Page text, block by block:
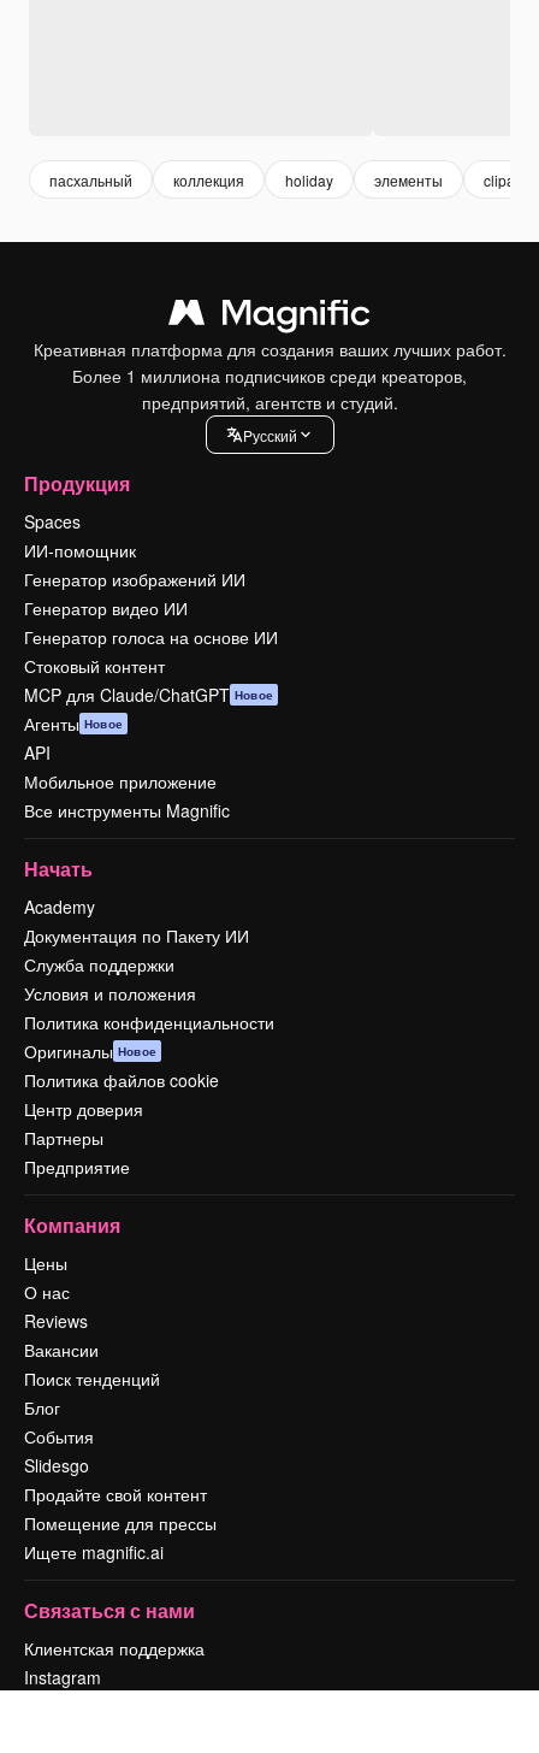
пасхальный коллекция holiday элементы clipart
Креативная платформа для создания ваших лучших работ.
Более 1 миллиона подписчиков среди креаторов,
предприятий, агентств и студий.
Pусский
Продукция
Spaces
ИИ-помощник
Генератор изображений ИИ
Генератор видео ИИ
Генератор голоса на основе ИИ
Стоковый контент
MCP для Claude/ChatGPT Новое
Агенты Новое
API
Мобильное приложение
Все инструменты Magnific
Начать
Academy
Документация по Пакету ИИ
Служба поддержки
Условия и положения
Политика конфиденциальности
Оригиналы Новое
Политика файлов cookie
Центр доверия
Партнеры
Предприятие
Компания
Цены
О нас
Reviews
Вакансии
Поиск тенденций
Блог
События
Slidesgo
Продайте свой контент
Помещение для прессы
Ищете magnific.ai
Связаться с нами
Клиентская поддержка
Instagram